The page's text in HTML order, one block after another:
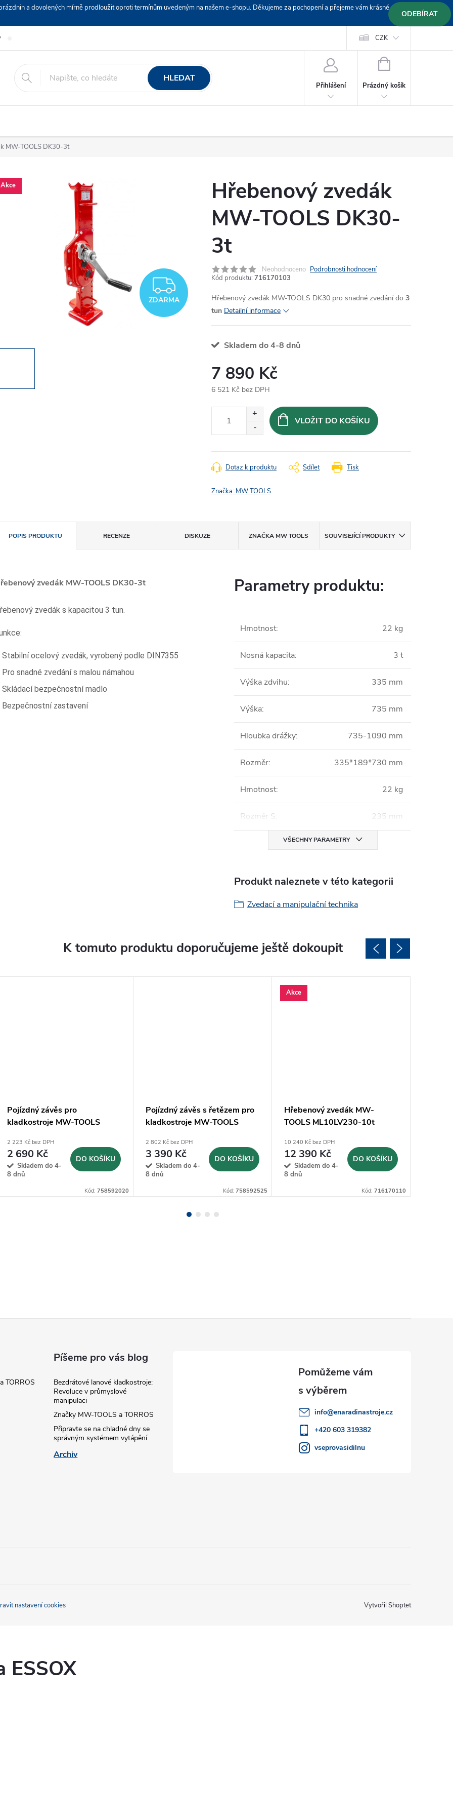
a dovolených mírně prodloužit oproti termínům uvedeným na našem e-shopu. Děkujeme za pochopení a přejeme vám krásné
Platba GoPay +420 603 319382
CZK
HLEDAT
Přihlášení
NÁKUPNÍ
Prázdný košík
MW-TOOLS DK30-3t
ODEBÍRAT
Akce
ZDARMA
ZDARMA
Hřebenový zvedák
MW-TOOLS DK30-
3t
Neohodnoceno Podrobnosti hodnocení
Kód produktu: 716170103
Hřebenový zvedák MW-TOOLS DK30 pro snadné zvedání do 3
tun Detailní informace
Skladem do 4-8 dnů
7 890 Kč
6 521 Kč bez DPH
VLOŽIT DO KOŠÍKU
Tisk
Dotaz k produktu Sdílet
Značka: MW TOOLS
POPIS PRODUKTU RECENZE DISKUZE ZNAČKA MW TOOLS SOUVISEJÍCÍ PRODUKTY
zvedák MW-TOOLS DK30-3t
zvedák s kapacitou 3 tun.
Stabilní ocelový zvedák, vyrobený podle DIN7355
Pro snadné zvedání s malou námahou
Skládací bezpečnostní madlo
Bezpečnostní zastavení
Parametry produktu:
Hmotnost: 22 kg
Nosná kapacita: 3 t
Výška zdvihu: 335 mm
Výška: 735 mm
Hloubka drážky: 735-1090 mm
Rozměr: 335*189*730 mm
Hmotnost: 22 kg
Rozměr S: 235 mm
VŠECHNY PARAMETRY
Produkt naleznete v této kategorii
Zvedací a manipulační technika
K tomuto produktu doporučujeme ještě dokoupit
Pojízdný závěs pro
kladkostroje MW-TOOLS
2 223 Kč bez DPH
2 690 Kč
Skladem do 4-
8 dnů
DO KOŠÍKU
Kód: 758592020
Pojízdný závěs s řetězem pro
kladkostroje MW-TOOLS
2 802 Kč bez DPH
3 390 Kč
Skladem do 4-
8 dnů
DO KOŠÍKU
Kód: 758592525
Akce
Hřebenový zvedák MW-
TOOLS ML10LV230-10t
10 240 Kč bez DPH
12 390 Kč
Skladem do 4-
8 dnů
DO KOŠÍKU
Kód: 716170110
TORROS
Píšeme pro vás blog
Bezdrátové lanové kladkostroje:
Revoluce v průmyslové
manipulaci
Značky MW-TOOLS a TORROS
Připravte se na chladné dny se
správným systémem vytápění
Archiv
info@enaradinastroje.cz
+420 603 319382
vseprovasidilnu
Vytvořil Shoptet
nastavení cookies
ESSOX